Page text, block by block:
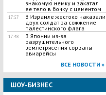
знакомую немку и закатал
ее тело в бочку с цементом
17:57
В Израиле жестоко наказали
двух солдат за сожжение
палестинского флага
17:48
В Японии из-за
разрушительного
землетрясения сорваны
авиарейсы
ВСЕ НОВОСТИ »
ШОУ-БИЗНЕС